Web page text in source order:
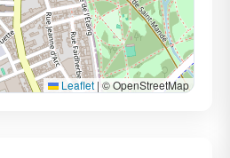
Leaflet |© OpenStreetMap